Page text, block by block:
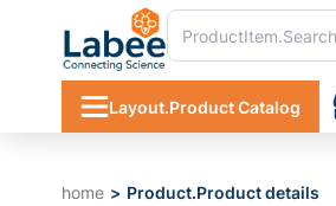
Layout.Product Catalog
home Product.Product details